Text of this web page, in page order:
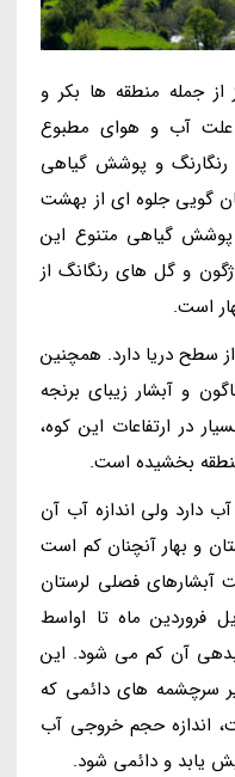
از جمله منطقه ها بکر و
علت آب و هوای مطبوع
و پوشش گیاهی
گویی جلوه ای از بهشت
پوشش گیاهی متنوع این
و گل های رنگانگ از
است.
ارتفاعی بیش از3500 متر از سطح دریا دارد. همچنین
و آبشار زیبای برنجه
در ارتفاعات این کوه،
بخشیده است.
دارد ولی اندازه آب آن
و بهار آنچنان کم است
آبشارهای فصلی لرستان
فروردین ماه تا اواسط
آبدهی آن کم می شود. این
سرچشمه های دائمی که
اندازه حجم خروجی آب
یابد و دائمی شود.